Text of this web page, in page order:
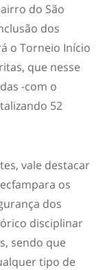
do São
dos
o Torneio Início
que nesse
-com o
52
vale destacar
os
dos
disciplinar
sendo que
tipo de